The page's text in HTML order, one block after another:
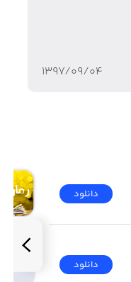
۱۳۹۷/۰۹/۰۴
دانلود
دانلود